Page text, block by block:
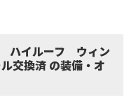
ハイルーフ ウィン
交換済 の装備・オ